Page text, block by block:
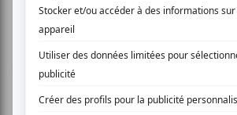
C'est en toute intimité et avec la
acolytes, le guitariste Claude Fradette
prix Jutras pour les trames sonores des
Desjardins), et le bassiste, Mario Légaré